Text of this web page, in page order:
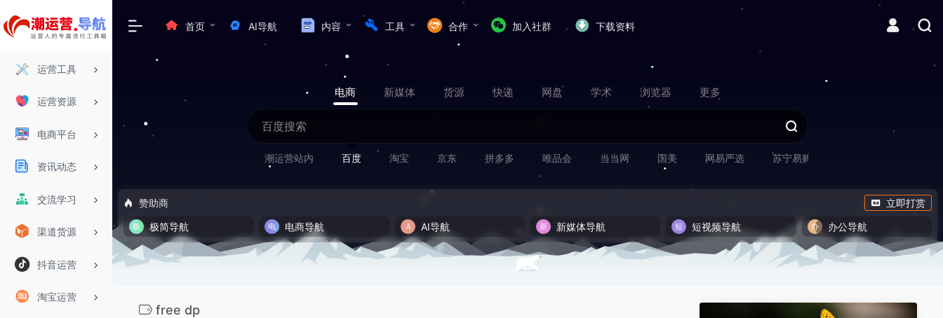
运营工具
运营资源
电商平台
资讯动态
交流学习
渠道货源
抖音运营
淘宝运营
首页 AI导航 内容 工具 合作 加入社群 下载资料
电商 新媒体 货源 快递 网盘 学术 浏览器 更多
潮运营站内 百度 淘宝 京东 拼多多 唯品会 当当网 国美 网易严选 苏宁易购
赞助商
立即打赏
极简导航
电商导航 AI导航 新媒体导航 短视频导航 办公导航
free dp